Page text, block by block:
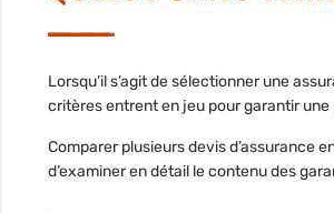
Lorsqu’il s’agit de sélectionner une
critères entrent en jeu pour garantir une
Comparer plusieursdevis d’assurance
d’examiner en détail le contenu des